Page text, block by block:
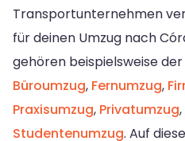
Transportunternehmen
für deinen Umzug nach
gehören beispielsweise der
Büroumzug, Fernumzug,
Praxisumzug, Privatumzug,
Studentenumzug. Auf